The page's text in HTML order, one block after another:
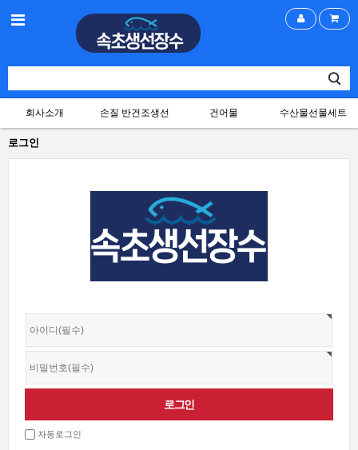
회사소개 손질 반건조생선 건어물 수산물선물세트
로그인
자동로그인